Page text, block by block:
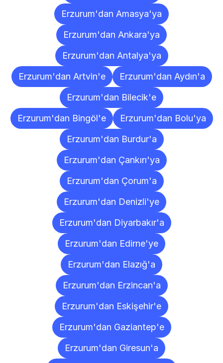
Erzurum'dan Amasya'ya
Erzurum'dan Ankara'ya
Erzurum'dan Antalya'ya
Erzurum'dan Artvin'e
Erzurum'dan Aydın'a
Erzurum'dan Bilecik'e
Erzurum'dan Bingöl'e
Erzurum'dan Bolu'ya
Erzurum'dan Burdur'a
Erzurum'dan Çankırı'ya
Erzurum'dan Çorum'a
Erzurum'dan Denizli'ye
Erzurum'dan Diyarbakır'a
Erzurum'dan Edirne'ye
Erzurum'dan Elazığ'a
Erzurum'dan Erzincan'a
Erzurum'dan Eskişehir'e
Erzurum'dan Gaziantep'e
Erzurum'dan Giresun'a